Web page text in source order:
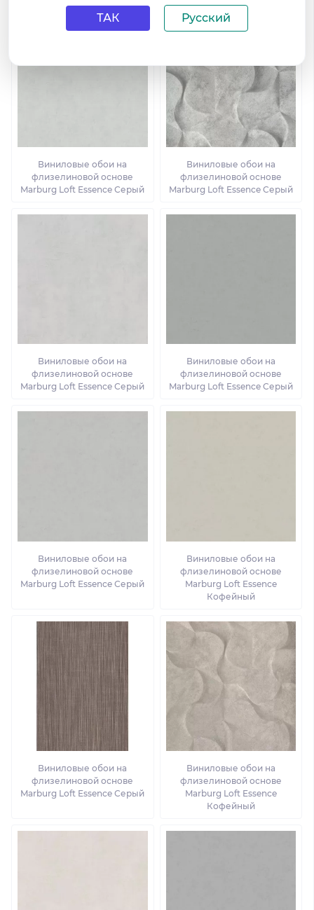
Виниловые обои на
флизелиновой основе
Marburg Loft Essence Серый
Виниловые обои на
флизелиновой основе
Marburg Loft Essence Серый
Виниловые обои на
флизелиновой основе
Marburg Loft Essence Серый
Виниловые обои на
флизелиновой основе
Marburg Loft Essence Серый
Виниловые обои на
флизелиновой основе
Marburg Loft Essence Серый
Виниловые обои на
флизелиновой основе
Marburg Loft Essence
Кофейный
Виниловые обои на
флизелиновой основе
Marburg Loft Essence Серый
Виниловые обои на
флизелиновой основе
Marburg Loft Essence
Кофейный
ТАК Русский